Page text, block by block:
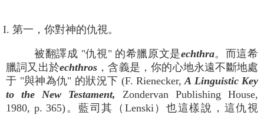
I. 第一，你對神的仇視。
被翻譯成 "仇視" 的希臘原文是echthra。而這希
臘詞又出於echthros ，含義是，你的心地永遠不斷地處
于 "與神為仇" 的狀況下 (F. Rienecker,A Linguistic Key
to the New Testament, Zondervan Publishing House,
1980, p. 365)。藍司其（Lenski）也這樣說，這仇視